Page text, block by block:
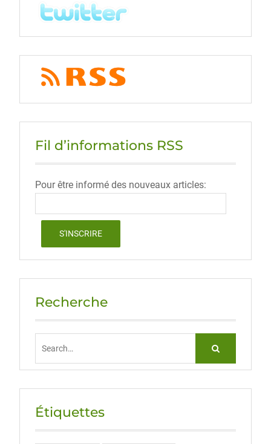
Fil d’informations RSS
Pour être informé des nouveaux articles:
Recherche
Étiquettes